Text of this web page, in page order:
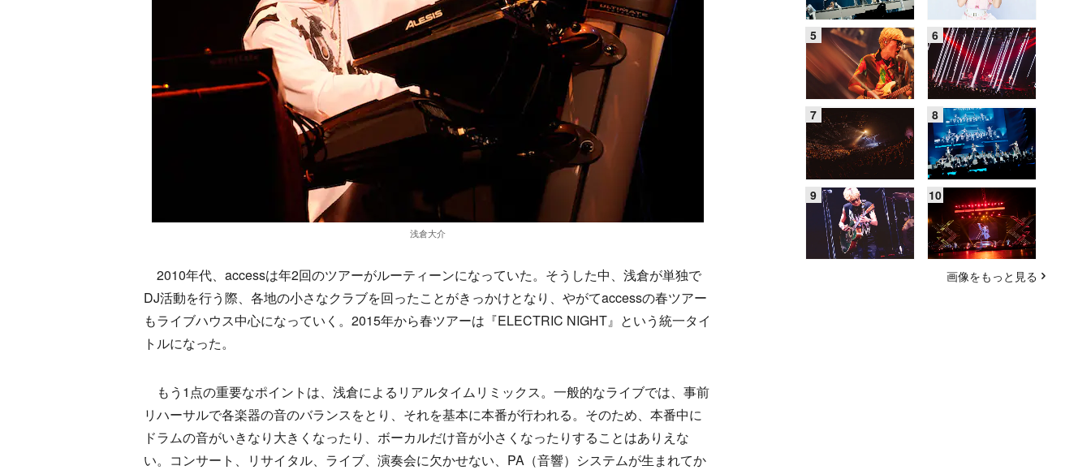
浅倉大介
2010年代、accessは年2回のツアーがルーティーンになっていた。そうした中、浅倉が単独で
DJ活動を行う際、各地の小さなクラブを回ったことがきっかけとなり、やがてaccessの春ツアー
もライブハウス中心になっていく。2015年から春ツアーは『ELECTRIC NIGHT』という統一タイ
トルになった。
もう1点の重要なポイントは、浅倉によるリアルタイムリミックス。一般的なライブでは、事前
リハーサルで各楽器の音のバランスをとり、それを基本に本番が行われる。そのため、本番中に
ドラムの音がいきなり大きくなったり、ボーカルだけ音が小さくなったりすることはありえな
い。コンサート、リサイタル、ライブ、演奏会に欠かせない、PA（音響）システムが生まれてか
画像をもっと見る